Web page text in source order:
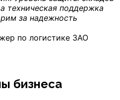
техническая поддержка
за надежность
по логистике ЗАО
бизнеса